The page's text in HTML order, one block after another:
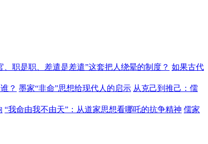
、职是职、差遣是差遣”这套把人绕晕的制度？ 如果古代
？ 墨家“非命”思想给现代人的启示 从克己到推己：儒
“我命由我不由天”：从道家思想看哪吒的抗争精神 儒家